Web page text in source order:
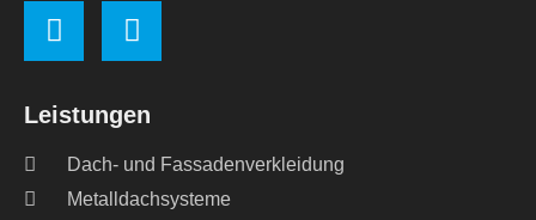
Leistungen
Dach- und Fassadenverkleidung
Metalldachsysteme